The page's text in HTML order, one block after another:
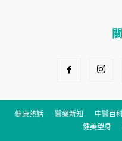
健康熱話 醫藥新知 中醫百
健美塑身